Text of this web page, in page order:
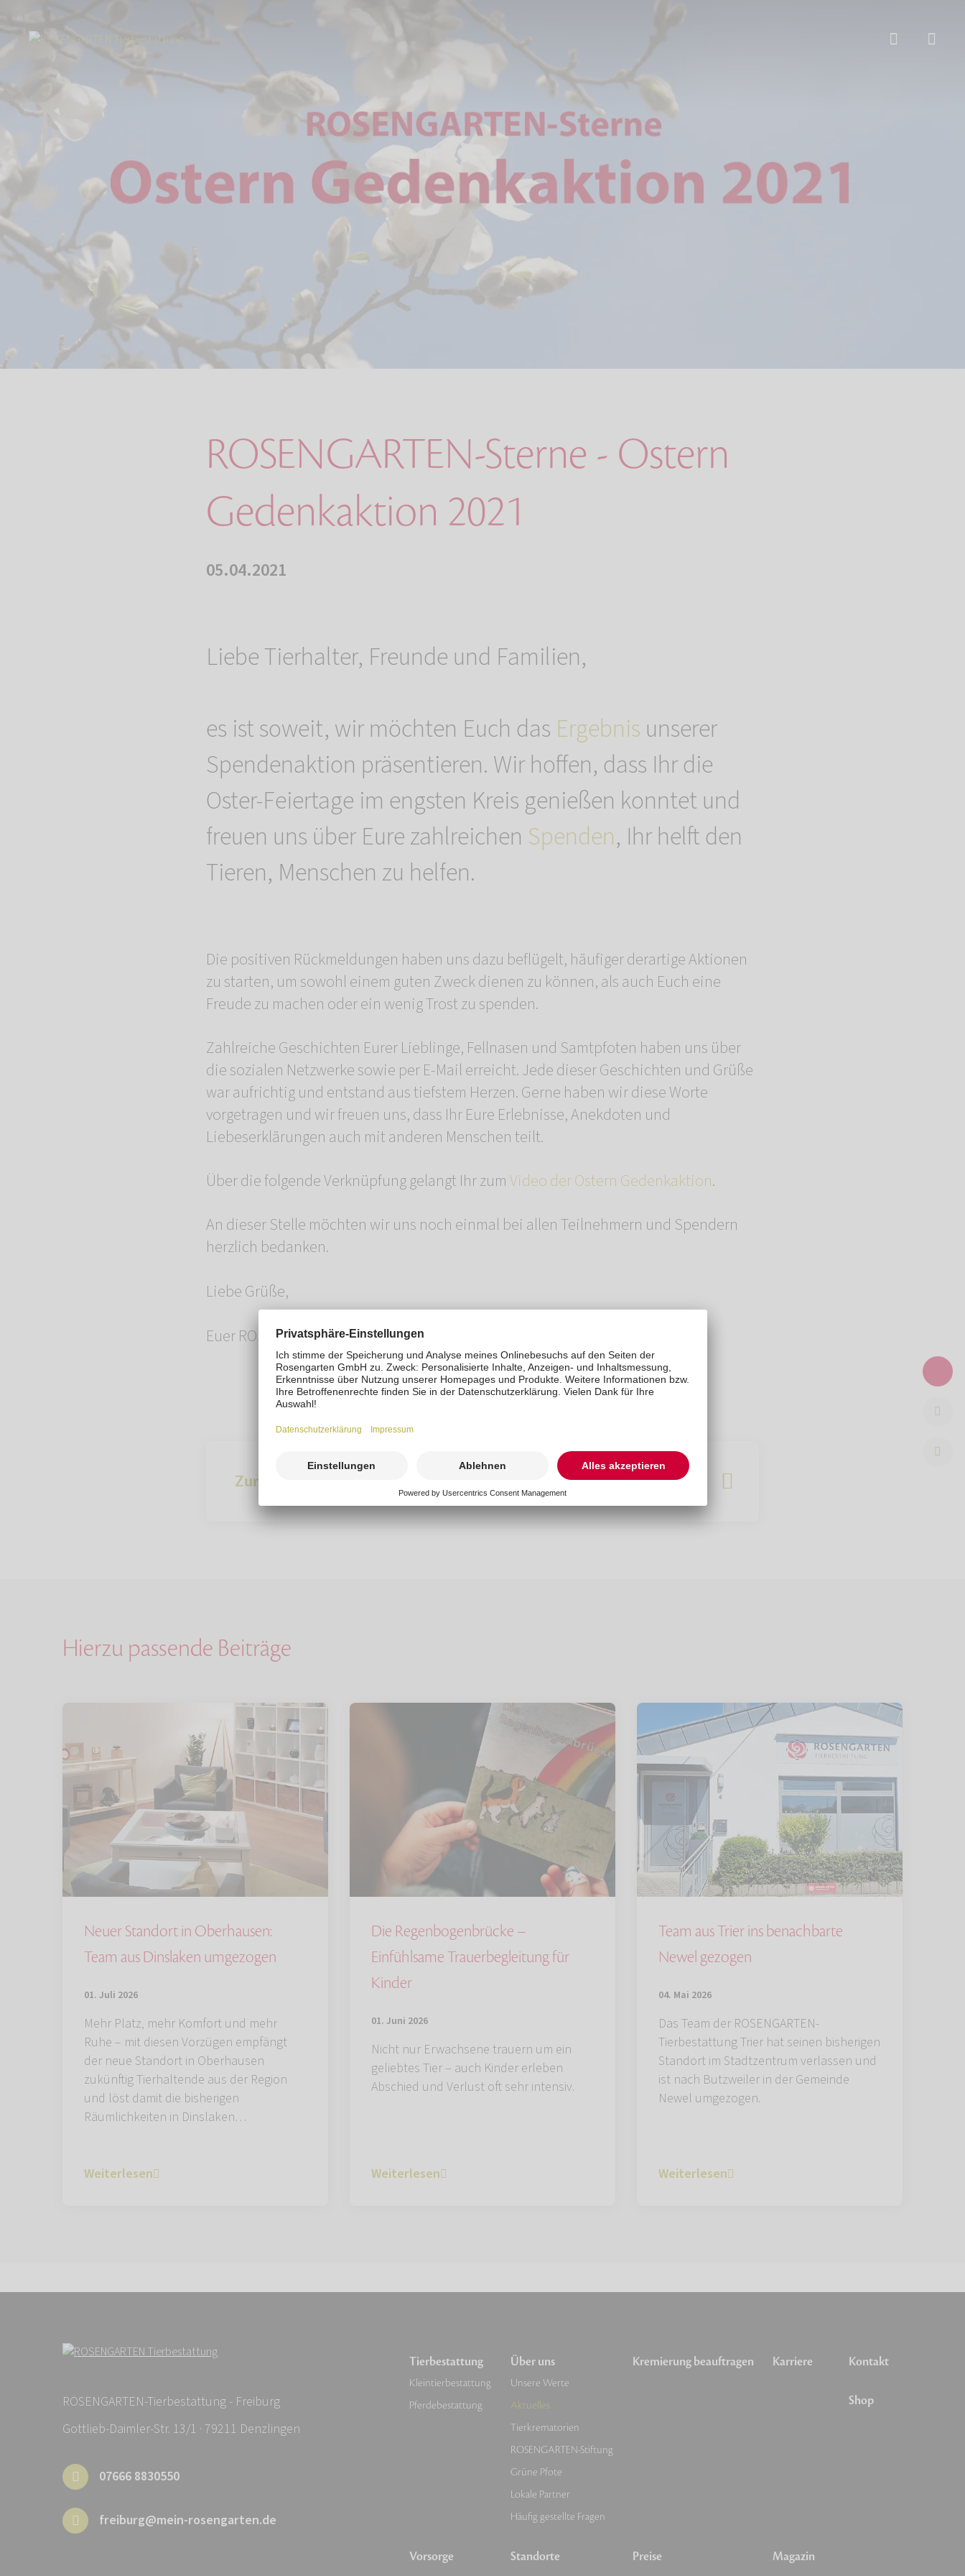
Aktuelles ROSENGARTEN-Sterne - Ostern Gedenkaktion 2021
ROSENGARTEN-Sterne - Ostern
Gedenkaktion 2021
05.04.2021
Liebe Tierhalter, Freunde und Familien,
es ist soweit, wir möchten Euch das Ergebnis unserer
Spendenaktion präsentieren. Wir hoffen, dass Ihr die
Oster-Feiertage im engsten Kreis genießen konntet und
freuen uns über Eure zahlreichen Spenden, Ihr helft den
Tieren, Menschen zu helfen.
Die positiven Rückmeldungen haben uns dazu beflügelt, häufiger derartige Aktionen
zu starten, um sowohl einem guten Zweck dienen zu können, als auch Euch eine
Freude zu machen oder ein wenig Trost zu spenden.
Zahlreiche Geschichten Eurer Lieblinge, Fellnasen und Samtpfoten haben uns über
die sozialen Netzwerke sowie per E-Mail erreicht. Jede dieser Geschichten und Grüße
war aufrichtig und entstand aus tiefstem Herzen. Gerne haben wir diese Worte
vorgetragen und wir freuen uns, dass Ihr Eure Erlebnisse, Anekdoten und
Liebeserklärungen auch mit anderen Menschen teilt.
Über die folgende Verknüpfung gelangt Ihr zumVideo der Ostern Gedenkaktion.
An dieser Stelle möchten wir uns noch einmal bei allen Teilnehmern und Spendern
herzlich bedanken.
Liebe Grüße,
Euer ROSENGARTEN-Team
Zur Übersicht
Hierzu passende Beiträge
Neuer Standort in Oberhausen:
Team aus Dinslaken umgezogen
01. Juli 2026
Mehr Platz, mehr Komfort und mehr
Ruhe – mit diesen Vorzügen empfängt
der neue Standort in Oberhausen
zukünftig Tierhaltende aus der Region
und löst damit die bisherigen
Räumlichkeiten in Dinslaken…
Weiterlesen
Die Regenbogenbrücke –
Einfühlsame Trauerbegleitung für
Kinder
01. Juni 2026
Nicht nur Erwachsene trauern um ein
geliebtes Tier – auch Kinder erleben
Abschied und Verlust oft sehr intensiv.
Weiterlesen
Team aus Trier ins benachbarte
Newel gezogen
04. Mai 2026
Das Team der ROSENGARTEN-
Tierbestattung Trier hat seinen bisherigen
Standort im Stadtzentrum verlassen und
ist nach Butzweiler in der Gemeinde
Newel umgezogen.
Weiterlesen
ROSENGARTEN-Tierbestattung - Freiburg
Gottlieb-Daimler-Str. 13/1 · 79211 Denzlingen
07666 8830550
freiburg@mein-rosengarten.de
Tierbestattung
Kleintierbestattung
Pferdebestattung
Vorsorge
Über uns
Unsere Werte
Aktuelles
Tierkrematorien
ROSENGARTEN-Stiftung
Grüne Pfote
Lokale Partner
Häufig gestellte Fragen
Standorte
Kremierung beauftragen
Preise
Karriere
Magazin
Kontakt
Shop